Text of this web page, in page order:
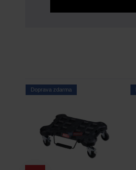
Doprava zdarma